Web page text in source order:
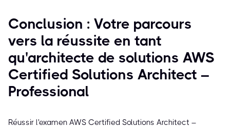
Conclusion : Votre parcours
vers la réussite en tant
qu'architecte de solutions AWS
Certified Solutions Architect –
Professional
Réussir l'examen AWS Certified Solutions Architect –